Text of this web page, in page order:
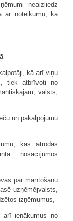
neaizliedz
ar noteikumu, ka
kā arī viņu
tiek atbrīvoti no
valsts,
un pakalpojumu
kas atrodas
nosacījumos
par mantošanu
uzņēmējvalsts,
izņēmumus,
arī ienākumus no